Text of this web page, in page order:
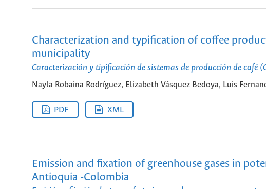
Characterization and typification of coffee
municipality
Caracterización y tipificación de sistemas de producción de café
Nayla Robaina Rodríguez, Elizabeth Vásquez Bedoya, Luis
PDF XML
Emission and fixation of greenhouse gases in
Antioquia -Colombia